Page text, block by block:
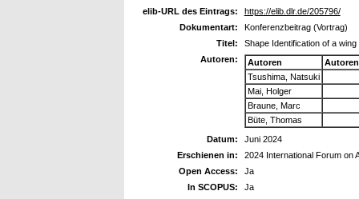
elib-URL des Eintrags:
https://elib.dlr.de/205796/
Dokumentart:
Konferenzbeitrag (Vortrag)
Titel:
Shape Identification of a
Autoren:
Autoren
Tsushima, Natsuki
Mai, Holger
Braune, Marc
Büte, Thomas
Datum:
Juni 2024
Erschienen in:
2024 International Forum on
Open Access:
Ja
In SCOPUS:
Ja